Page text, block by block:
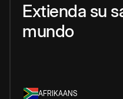
Extienda su
mundo
AFRIKAANS